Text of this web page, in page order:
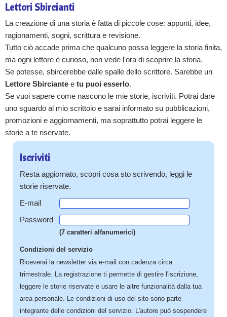
Lettori Sbircianti
La creazione di una storia è fatta di piccole cose: appunti, idee,
ragionamenti, sogni, scrittura e revisione.
Tutto ciò accade prima che qualcuno possa leggere la storia finita,
ma ogni lettore è curioso, non vede l'ora di scoprire la storia.
Se potesse, sbircerebbe dalle spalle dello scrittore. Sarebbe un
Lettore Sbirciante e tu puoi esserlo.
Se vuoi sapere come nascono le mie storie, iscriviti. Potrai dare
uno sguardo al mio scrittoio e sarai informato su pubblicazioni,
promozioni e aggiornamenti, ma soprattutto potrai leggere le
storie a te riservate.
Iscriviti
Resta aggiornato, scopri cosa sto scrivendo, leggi le
storie riservate.
E-mail
Password
(7 caratteri alfanumerici)
Condizioni del servizio
Riceverai la newsletter via e-mail con cadenza circa
trimestrale. La registrazione ti permette di gestire l'iscrizione,
leggere le storie riservate e usare le altre funzionalità dalla tua
area personale. Le condizioni di uso del sito sono parte
integrante delle condizioni del servizio. L'autore può sospendere